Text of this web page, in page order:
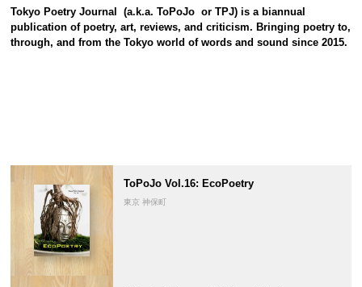
Tokyo Poetry Journal (a.k.a. ToPoJo or TPJ) is a biannual
publication of poetry, art, reviews, and criticism. Bringing poetry to,
through, and from the Tokyo world of words and sound since 2015.
ToPoJo Vol.16: EcoPoetry
東京 神保町